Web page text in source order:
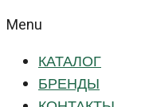
Menu
КАТАЛОГ
БРЕНДЫ